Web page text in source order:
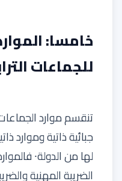
خامسا:
للجماعات
تنقسم موارد
جبائية ذاتية وموارد
لها من الدولة⸱
الضريبة المهنية